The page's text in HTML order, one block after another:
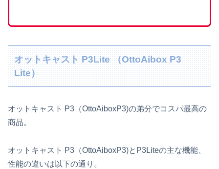
オットキャスト P3Lite （OttoAibox P3
Lite）
オットキャスト P3（OttoAiboxP3)の弟分でコスパ最高の
商品。
オットキャスト P3（OttoAiboxP3)とP3Liteの主な機能、
性能の違いは以下の通り。